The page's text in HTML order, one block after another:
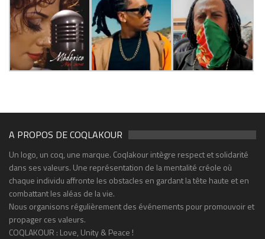
A PROPOS DE COQLAKOUR
Un logo, un coq, une marque. Coqlakour intègre respect et solidarité
dans ses valeurs. Une représentation de la mentalité créole où
chaque individu affronte les obstacles en gardant la tête haute et en
combattant les aléas de la vie.
Nous organisons régulièrement des événements pour promouvoir et
propager ces valeurs.
COQLAKOUR : Love, Unity & Peace !